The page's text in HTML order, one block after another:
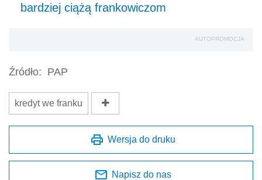
bardziej ciążą frankowiczom
AUTOPROMOCJA
Źródło: PAP
kredyt we franku
Wersja do druku
Napisz do nas